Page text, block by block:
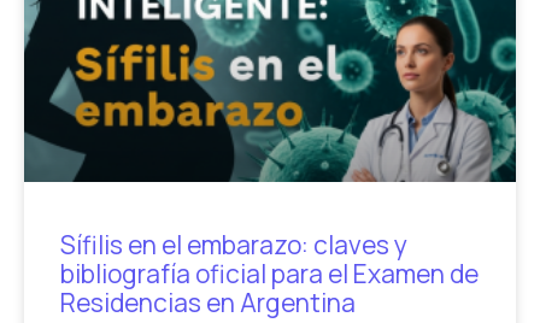
Sífilis en el embarazo: claves y
bibliografía oficial para el Examen de
Residencias en Argentina